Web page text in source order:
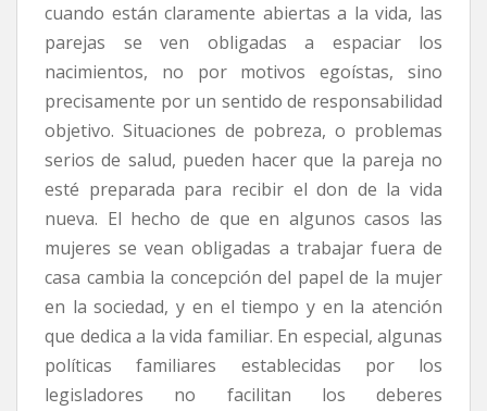
cuando están claramente abiertas a la vida, las
parejas se ven obligadas a espaciar los
nacimientos, no por motivos egoístas, sino
precisamente por un sentido de responsabilidad
objetivo. Situaciones de pobreza, o problemas
serios de salud, pueden hacer que la pareja no
esté preparada para recibir el don de la vida
nueva. El hecho de que en algunos casos las
mujeres se vean obligadas a trabajar fuera de
casa cambia la concepción del papel de la mujer
en la sociedad, y en el tiempo y en la atención
que dedica a la vida familiar. En especial, algunas
políticas familiares establecidas por los
legisladores no facilitan los deberes